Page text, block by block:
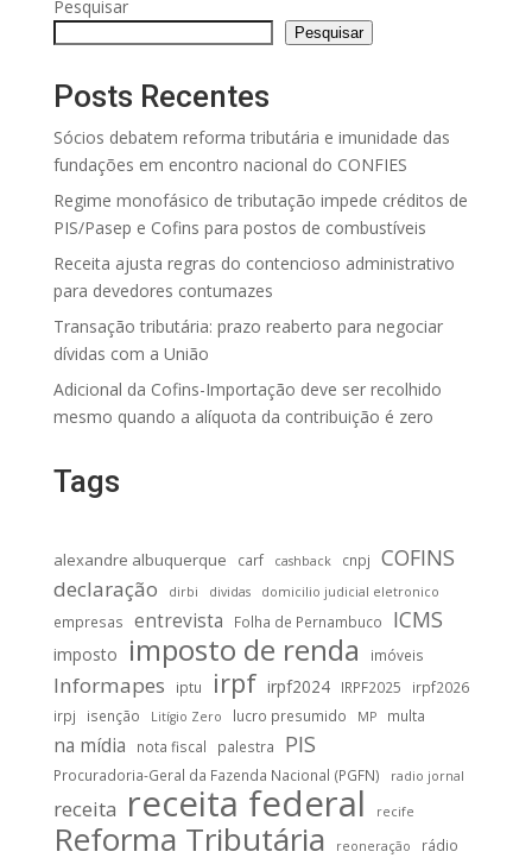
Pesquisar
Pesquisar
Posts Recentes
Sócios debatem reforma tributária e imunidade das
fundações em encontro nacional do CONFIES
Regime monofásico de tributação impede créditos de
PIS/Pasep e Cofins para postos de combustíveis
Receita ajusta regras do contencioso administrativo
para devedores contumazes
Transação tributária: prazo reaberto para negociar
dívidas com a União
Adicional da Cofins-Importação deve ser recolhido
mesmo quando a alíquota da contribuição é zero
Tags
alexandre albuquerque carf cashback cnpj COFINS
declaração dirbi dividas domicilio judicial eletronico
empresas entrevista Folha de Pernambuco ICMS
imposto imposto de renda imóveis
Informapes iptu irpf irpf2024 IRPF2025
irpf2026
irpj
isenção Litígio Zero lucro presumido MP multa
na mídia nota fiscal palestra PIS
Procuradoria-Geral da Fazenda Nacional (PGFN) radio jornal
receita receita federal recife
Reforma Tributária reoneração rádio